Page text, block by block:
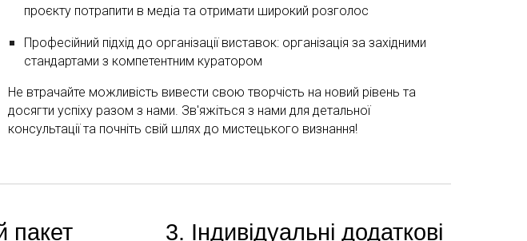
проєкту потрапити в медіа та отримати широкий розголос
Професійний підхід до організації виставок: організація за західними
стандартами з компетентним куратором
Не втрачайте можливість вивести свою творчість на новий рівень та
досягти успіху разом з нами. Зв'яжіться з нами для детальної
консультації та почніть свій шлях до мистецького визнання!
пакет
3. Індивідуальні додаткові